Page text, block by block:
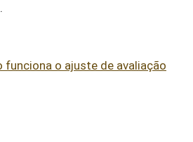
funciona o ajuste de avaliação